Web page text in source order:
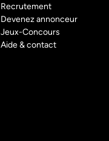
Recrutement
Devenez annonceur
Jeux-Concours
Aide & contact